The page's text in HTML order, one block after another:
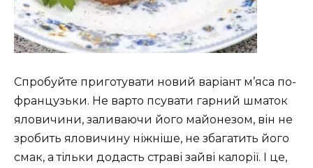
Спробуйте приготувати новий варіант м’яса по-
французьки. Не варто псувати гарний шматок
яловичини, заливаючи його майонезом, він не
зробить яловичину ніжніше, не збагатить його
смак, а тільки додасть страві зайві калорії. І це,